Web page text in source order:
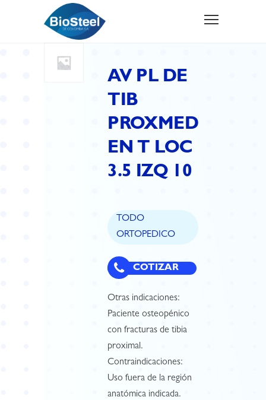
AV PL DE
TIB
PROXMED
EN T LOC
3.5 IZQ 10
TODO
ORTOPEDICO
COTIZAR
Otras indicaciones:
Paciente osteopénico
con fracturas de tibia
proximal.
Contraindicaciones:
Uso fuera de la región
anatómica indicada.